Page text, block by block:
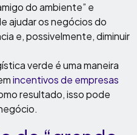
do ambiente” e
ajudar os negócios do
e, possivelmente, diminuir
verde é uma maneira
incentivos de empresas
resultado, isso pode